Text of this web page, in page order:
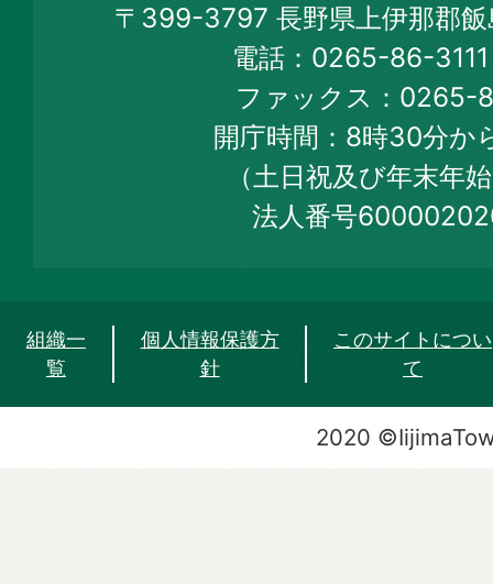
Town
Official
Web
Site
〒399-3797 長野県上伊那郡
電話：0265-86-
ファックス：0265-
開庁時間：8時30分か
（土日祝及び年末年
法人番号
組織一
覧
個人情報保護方
針
このサイトについ
て
2020